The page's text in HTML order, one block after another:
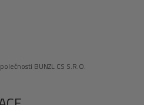
BUNZL CS S.R.O.